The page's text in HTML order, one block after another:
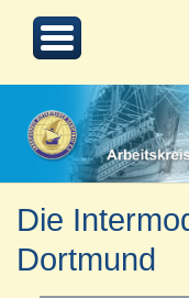
Die
Dortmund